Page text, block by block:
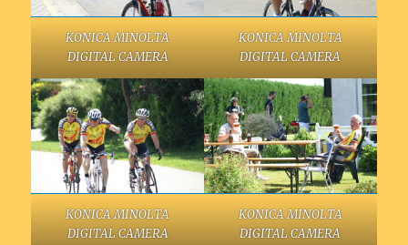
KONICA MINOLTA
DIGITAL CAMERA
KONICA MINOLTA
DIGITAL CAMERA
KONICA MINOLTA
DIGITAL CAMERA
KONICA MINOLTA
DIGITAL CAMERA